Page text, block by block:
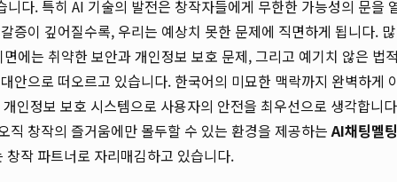
다. 특히 AI 기술의 발전은 창작자들에게 무한한 가능성의 문을
증이 깊어질수록, 우리는 예상치 못한 문제에 직면하게 됩니다. 많
에는 취약한 보안과 개인정보 보호 문제, 그리고 예기치 않은 법적
안으로 떠오르고 있습니다. 한국어의 미묘한 맥락까지 완벽하게
인정보 보호 시스템으로 사용자의 안전을 최우선으로 생각합니
창작의 즐거움에만 몰두할 수 있는 환경을 제공하는 AI채팅멜팅
작 파트너로 자리매김하고 있습니다.